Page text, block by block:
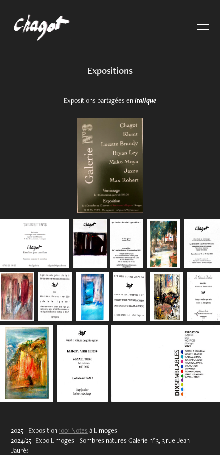
Expositions
Expositions partagées enitalique
2025 - Exposition1001 Notes à Limoges
2024/25- Expo Limoges - Sombres natures Galerie n°3, 3 rue Jean
Jaurès